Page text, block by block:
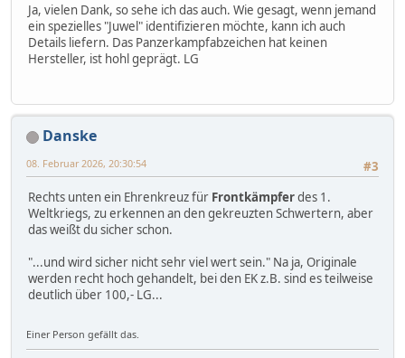
Ja, vielen Dank, so sehe ich das auch. Wie gesagt, wenn jemand
ein spezielles "Juwel" identifizieren möchte, kann ich auch
Details liefern. Das Panzerkampfabzeichen hat keinen
Hersteller, ist hohl geprägt. LG
Danske
#3
08. Februar 2026, 20:30:54
Rechts unten ein Ehrenkreuz für Frontkämpferdes 1.
Weltkriegs, zu erkennen an den gekreuzten Schwertern, aber
das weißt du sicher schon.
"...und wird sicher nicht sehr viel wert sein." Na ja, Originale
werden recht hoch gehandelt, bei den EK z.B. sind es teilweise
deutlich über 100,- LG...
Einer Person gefällt das.